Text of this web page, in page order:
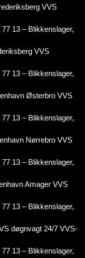
VVS
13 – Blikkenslager,
VVS
13 – Blikkenslager,
Østerbro VVS
13 – Blikkenslager,
Nørrebro VVS
13 – Blikkenslager,
Amager VVS
13 – Blikkenslager,
døgnvagt 24/7 VVS-
13 – Blikkenslager,